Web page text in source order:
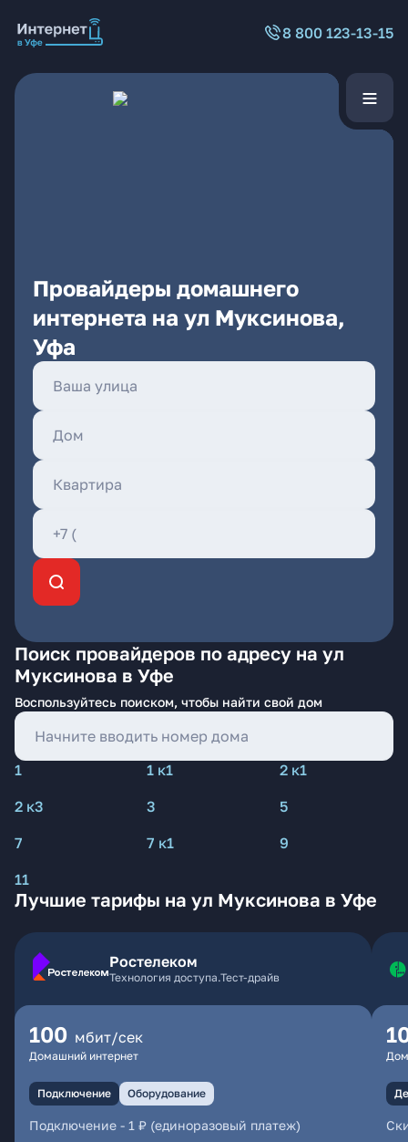
8 800 123-13-15
Провайдеры домашнего
интернета на ул Муксинова,
Уфа
Поиск провайдеров по адресу на ул
Муксинова в Уфе
Воспользуйтесь поиском, чтобы найти свой дом
1 1 к1
2 к1
2 к3
3
5
7
7 к1
9
11
Лучшие тарифы на ул Муксинова в Уфе
Ростелеком
Технология доступа.Тест-драйв
100 мбит/сек
Домашний интернет
Подключение Оборудование
Подключение - 1 ₽ (единоразовый платеж)